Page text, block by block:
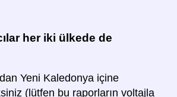
her iki ülkede de
Yeni Kaledonya içine
(lütfen bu raporların voltajla